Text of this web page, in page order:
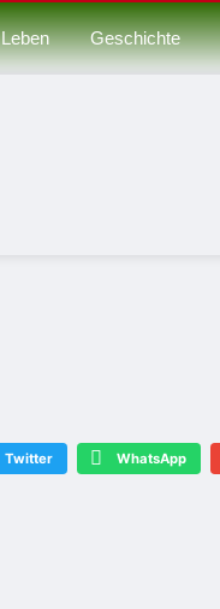
Leben Geschichte
Twitter WhatsApp